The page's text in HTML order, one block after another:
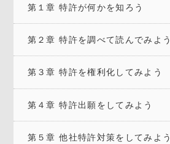
第１章 特許が何かを知ろう
第２章 特許を調べて読んでみよう
第３章 特許を権利化してみよう
第４章 特許出願をしてみよう
第５章 他社特許対策をしてみよう